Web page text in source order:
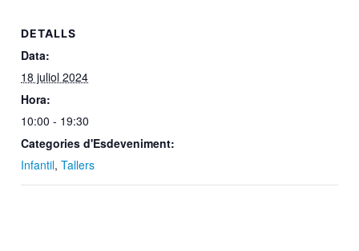
DETALLS
Data:
18 juliol 2024
Hora:
10:00 - 19:30
Categories d'Esdeveniment:
Infantil,Tallers